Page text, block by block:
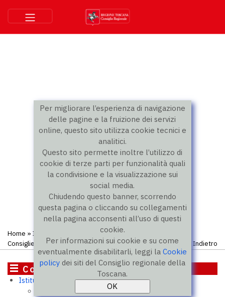
Per migliorare l’esperienza di navigazione
delle pagine e la fruizione dei servizi
online, questo sito utilizza cookie tecnici e
analitici.
Questo sito permette inoltre l’utilizzo di
cookie di terze parti per funzionalità quali
la condivisione e la visualizzazione sui
social media.
Chiudendo questo banner, scorrendo
questa pagina o cliccando su collegamenti
nella pagina acconsenti all’uso di questi
cookie.
Per informazioni sui cookie e su come
eventualmente disabilitarli, leggi laCookie
policy dei siti del Consiglio regionale della
Toscana.
Home » Istituzione Consiglieri» Elenco atti presentati dal
Consigliere
Indietro
Consiglio
Istituzione